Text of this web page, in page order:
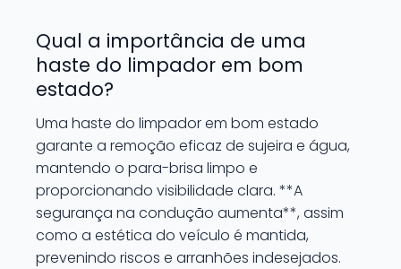
Qual a importância de uma
haste do limpador em bom
estado?
Uma haste do limpador em bom estado
garante a remoção eficaz de sujeira e água,
mantendo o para-brisa limpo e
proporcionando visibilidade clara. **A
segurança na condução aumenta**, assim
como a estética do veículo é mantida,
prevenindo riscos e arranhões indesejados.